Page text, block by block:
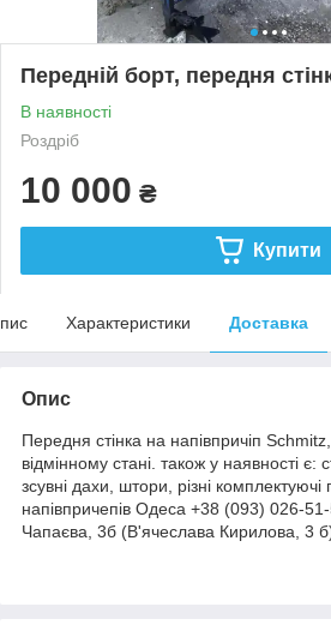
Передній борт, передня
В наявності
Роздріб
10 000 ₴
Купити
Характеристики Доставка
Опис
Передня стінка на напівпричіп
відмінному стані. також у наявності є:
зсувні дахи, штори, різні
напівпричепів Одеса +38 (093) 026-
Чапаєва, 3б (В'ячеслава Кирилова, 3